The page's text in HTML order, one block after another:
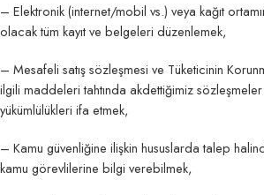
– Elektronik (internet/mobil vs.) veya kağıt
olacak tüm kayıt ve belgeleri düzenlemek,
– Mesafeli satış sözleşmesi ve Tüketicinin
ilgili maddeleri tahtında akdettiğimiz sözleşmeler
yükümlülükleri ifa etmek,
– Kamu güvenliğine ilişkin hususlarda talep
kamu görevlilerine bilgi verebilmek,